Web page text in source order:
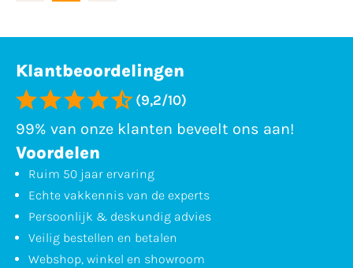
Klantbeoordelingen
(9,2/10)
99% van onze klanten beveelt ons aan!
Voordelen
Ruim 50 jaar ervaring
Echte vakkennis van de experts
Persoonlijk & deskundig advies
Veilig bestellen en betalen
Webshop, winkel en showroom